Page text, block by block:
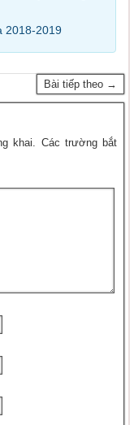
2018-2019
Bài tiếp theo →
khai.
Các trường bắt